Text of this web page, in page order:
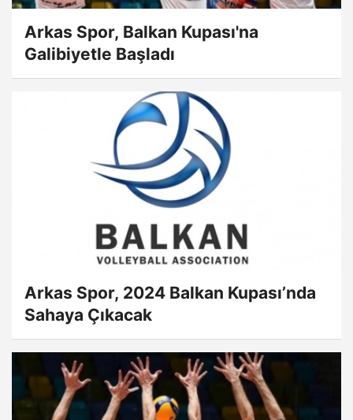
Arkas Spor, Balkan Kupası'na
Galibiyetle Başladı
Arkas Spor, 2024 Balkan Kupası’nda
Sahaya Çıkacak